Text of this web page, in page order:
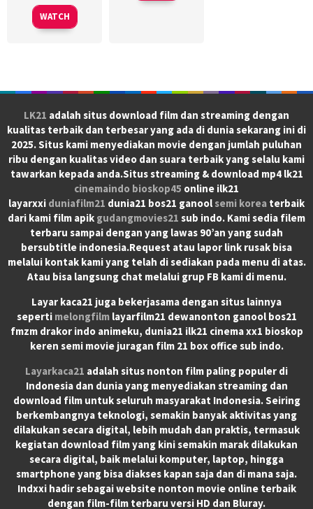
WATCH
LK21 adalah situs download film dan streaming dengan
kualitas terbaik dan terbesar yang ada di dunia sekarang ini di
2025. Situs kami menyediakan movie dengan jumlah puluhan
ribu dengan kualitas video dan suara terbaik yang selalu kami
tawarkan kepada anda.Situs streaming & download mp4 lk21
cinemaindo bioskop45 online ilk21
layarxxi duniafilm21 dunia21 bos21 ganool semi korea terbaik
dari kami film apik gudangmovies21 sub indo. Kami sedia filem
terbaru sampai dengan yang lawas 90’an yang sudah
bersubtitle indonesia.Request atau lapor link rusak bisa
melalui kontak kami yang telah di sediakan pada menu di atas.
Atau bisa langsung chat melalui grup FB kami di menu.
Layar kaca21 juga bekerjasama dengan situs lainnya
seperti melongfilmlayarfilm21 dewanonton ganool bos21
fmzm drakor indo animeku, dunia21 ilk21 cinema xx1 bioskop
keren semi movie juragan film 21 box office sub indo.
Layarkaca21 adalah situs nonton film paling populer di
Indonesia dan dunia yang menyediakan streaming dan
download film untuk seluruh masyarakat Indonesia. Seiring
berkembangnya teknologi, semakin banyak aktivitas yang
dilakukan secara digital, lebih mudah dan praktis, termasuk
kegiatan download film yang kini semakin marak dilakukan
secara digital, baik melalui komputer, laptop, hingga
smartphone yang bisa diakses kapan saja dan di mana saja.
Indxxi hadir sebagai website nonton movie online terbaik
dengan film-film terbaru versi HD dan Bluray.